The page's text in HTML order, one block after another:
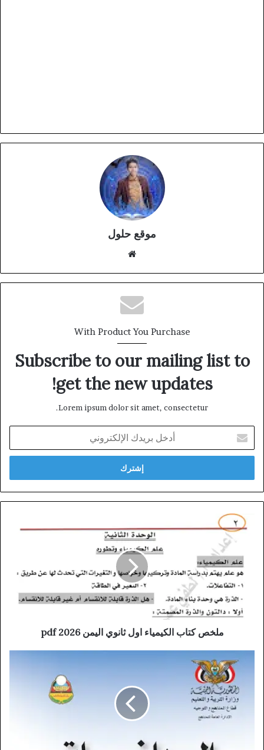
موقع حلول
With Product You Purchase
Subscribe to our mailing list to
get the new updates!
Lorem ipsum dolor sit amet, consectetur.
بريدك
الإلكتروني
ملخص كتاب الكيمياء اول ثانوي اليمن 2026 pdf